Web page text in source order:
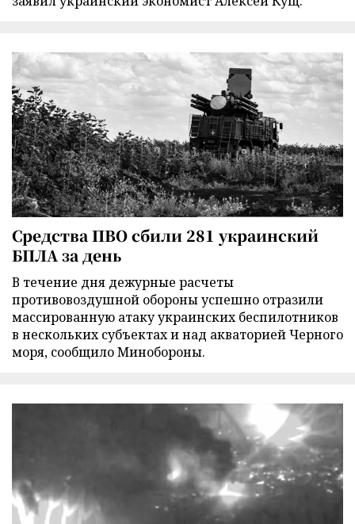
Средства ПВО сбили 281 украинский
БПЛА за день
В течение дня дежурные расчеты
противовоздушной обороны успешно отразили
массированную атаку украинских беспилотников
в нескольких субъектах и над акваторией Черного
моря, сообщило Минобороны.